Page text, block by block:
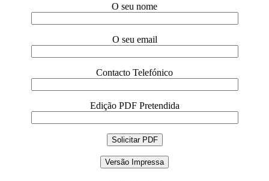
O seu nome
O seu email
Contacto Telefónico
Edição PDF Pretendida
Versão Impressa